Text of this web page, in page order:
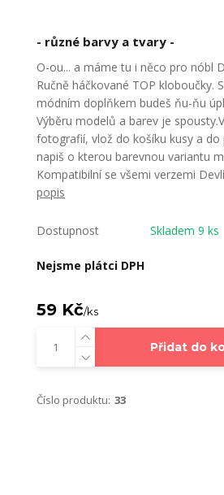
- různé barvy a tvary -
O-ou... a máme tu i něco pro nóbl
Ručně háčkované TOP kloboučky.
módním doplňkem budeš ňu-ňu
Výběru modelů a barev je
fotografií, vlož do košíku kusy a do
napiš o kterou barevnou variantu
Kompatibilní se všemi verzemi
popis
Dostupnost Skladem 9 ks
Nejsme plátci DPH
59 Kč/ks
Přidat do
Číslo produktu: 33